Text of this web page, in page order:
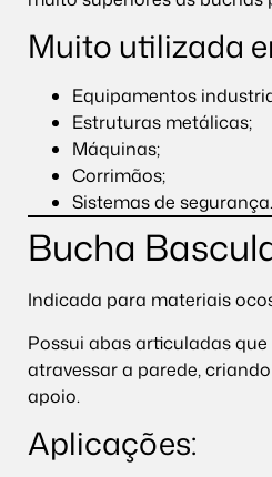
Muito utilizada
Equipamentos
Estruturas metálicas;
Máquinas;
Corrimãos;
Sistemas de segurança.
Bucha
Indicada para materiais
Possui abas articuladas
atravessar a parede,
apoio.
Aplicações: